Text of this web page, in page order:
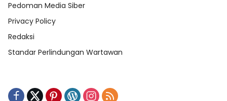
Pedoman Media Siber
Privacy Policy
Redaksi
Standar Perlindungan Wartawan